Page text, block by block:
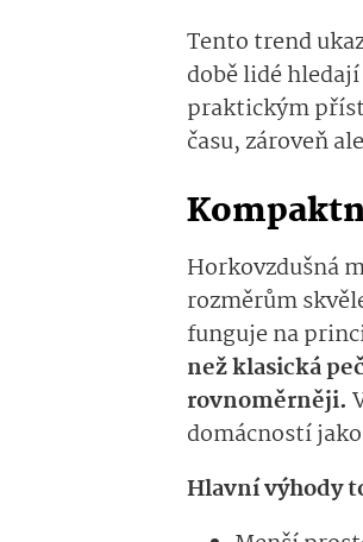
Tento trend
době lidé
praktickým
času, zároveň
Horkovzdušná
rozměrům
funguje na
než klasická
rovnoměrněji.
domácností
Hlavní výhody